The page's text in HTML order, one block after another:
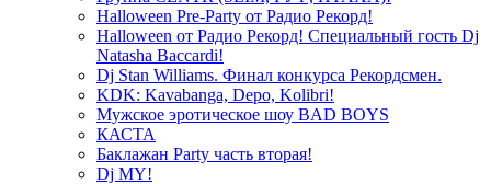
Halloween Pre-Party от Радио Рекорд!
Halloween от Радио Рекорд! Специальный гость Dj
Natasha Baccardi!
Dj Stan Williams. Финал конкурса Рекордсмен.
KDK: Kavabanga, Depo, Kolibri!
Мужское эротическое шоу BAD BOYS
КАСТА
Баклажан Party часть вторая!
Dj MY!